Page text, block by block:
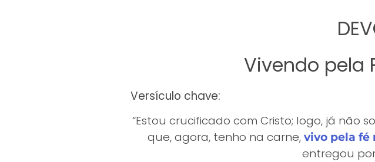
Vivendo pela
Versículo chave:
“Estou crucificado com Cristo; logo, já não
que, agora, tenho na carne, vivo pela fé
entregou